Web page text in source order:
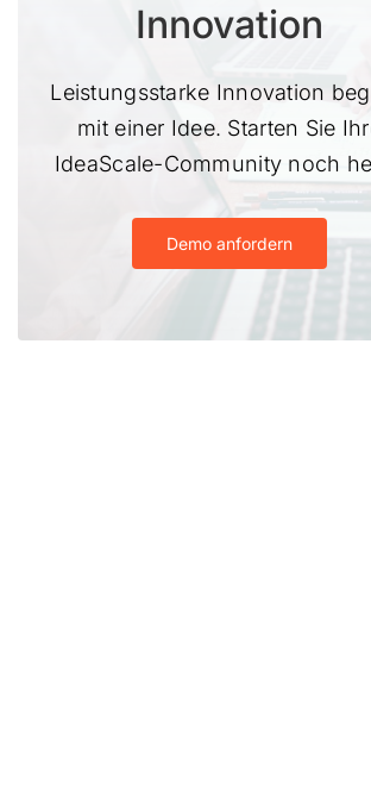
Innovation
Leistungsstarke Innovation
mit einer Idee. Starten Sie
IdeaScale-Community noch
Demo anfordern